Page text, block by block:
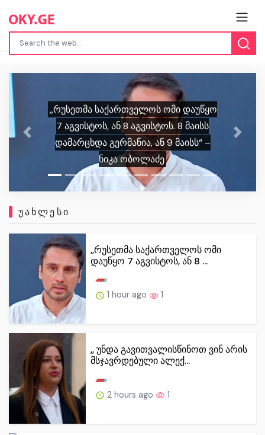
,, უნდა გავითვალისწინოთ ვინ არის
მსჯავრდებული ალექსანდრე
გაბაშვილი… ეს არის ე.წ.
პედოფილებთან მებრძოლი პირი” –
პროკურორი
Previous Next
ᲣᲐᲮᲚᲔᲡᲘ
,,რუსეთმა საქართველოს ომი
დაუწყო 7 აგვისტოს, ან 8 ...
1 hour ago 1
,, უნდა გავითვალისწინოთ ვინ არის
მსჯავრდებული ალექ...
2 hours ago 1